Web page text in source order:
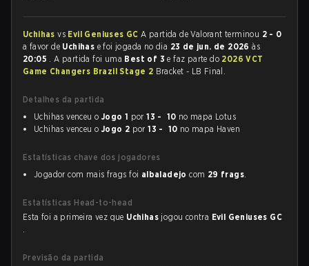
Uchihasvs Evil Geniuses GCA partida de Valorant terminou 2 - 0
a favor de Uchihas e foi jogada no dia 23 de jun. de 2026às
20:05 . A partida foi uma Best of 3e faz parte do 2026 VCT
Game Changers Brazil Stage 2 Bracket - LB Final.
Detalhes da partida
Uchihas venceu o Jogo 1 por13 - 10 no mapa Lotus
Uchihas venceu o Jogo 2 por13 - 10 no mapa Haven
Estatísticas chave dos jogadores
Jogador com mais frags foi albaladejo com 29 frags.
Estatísticas Head-to-head
Esta foi a primeira vez que Uchihas jogou contra Evil Geniuses GC
.
Previsão da partida